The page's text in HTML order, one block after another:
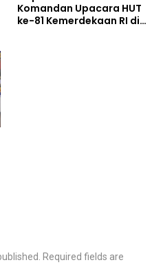
Komandan Upacara HUT
ke-81 Kemerdekaan RI di
Required fields are